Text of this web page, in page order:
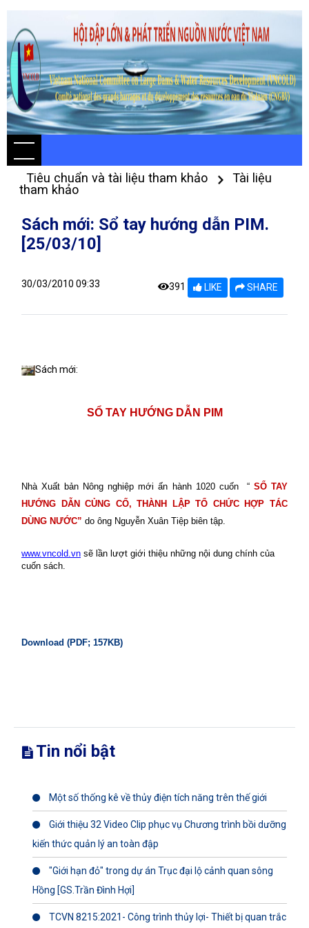
Tiêu chuẩn và tài liệu tham khảo
Tài liệu
tham khảo
Sách mới: Sổ tay hướng dẫn PIM.
[25/03/10]
30/03/2010 09:33 391 LIKE SHARE
Sách mới:
SỔ TAY HƯỚNG DẪN PIM
Nhà Xuất bản Nông nghiệp mới ấn hành 1020 cuốn “ SỔ TAY
HƯỚNG DẪN CỦNG CỐ, THÀNH LẬP TỔ CHỨC HỢP TÁC
DÙNG NƯỚC” do ông Nguyễn Xuân Tiệp biên tập.
www.vncold.vn sẽ lần lượt giới thiệu những nội dung chính của
cuốn sách.
Download (PDF; 157KB)
Tin nổi bật
Một số thống kê về thủy điện tích năng trên thế giới
Giới thiệu 32 Video Clip phục vụ Chương trình bồi dưỡng
kiến thức quản lý an toàn đập
"Giới hạn đỏ" trong dự án Trục đại lộ cảnh quan sông
Hồng [GS.Trần Đình Hợi]
TCVN 8215:2021- Công trình thủy lợi- Thiết bị quan trắc